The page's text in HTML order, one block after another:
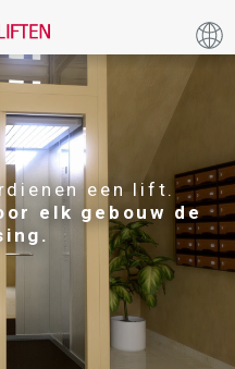
een lift.
elk gebouw de